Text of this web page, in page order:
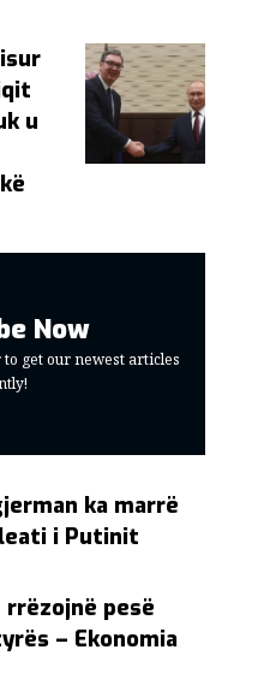
u
Now
get our newest articles
ka marrë
i Putinit
pesë
– Ekonomia